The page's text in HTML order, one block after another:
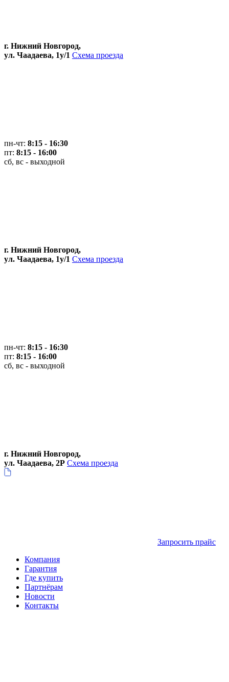
г. Нижний Новгород,
ул. Чаадаева, 1у/1 Схема проезда
пн-чт: 8:15 - 16:30
пт: 8:15 - 16:00
сб, вс - выходной
г. Нижний Новгород,
ул. Чаадаева, 1у/1 Схема проезда
пн-чт: 8:15 - 16:30
пт: 8:15 - 16:00
сб, вс - выходной
г. Нижний Новгород,
ул. Чаадаева, 2Р Схема проезда
Запросить прайс
Компания
Гарантия
Где купить
Партнёрам
Новости
Контакты